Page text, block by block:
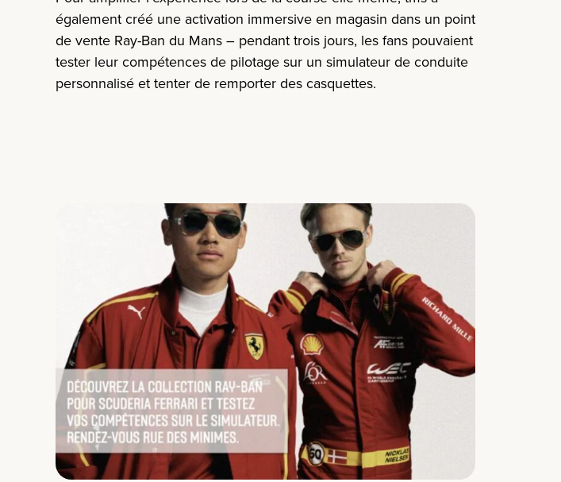
également créé une activation immersive en magasin dans un point
de vente Ray-Ban du Mans – pendant trois jours, les fans pouvaient
tester leur compétences de pilotage sur un simulateur de conduite
personnalisé et tenter de remporter des casquettes.